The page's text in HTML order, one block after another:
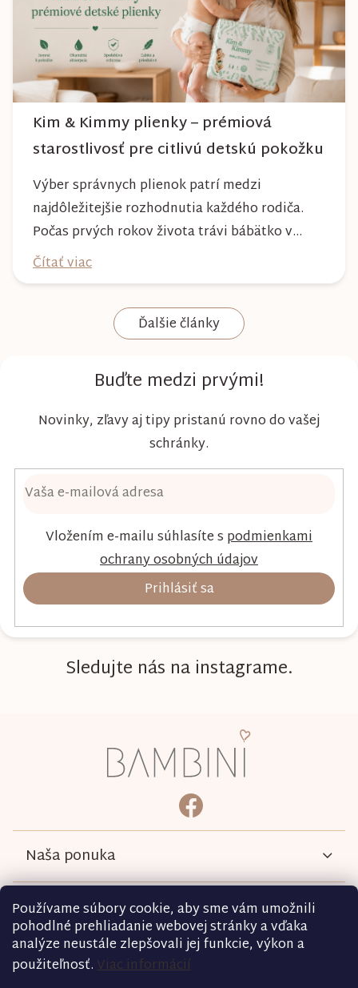
Používame súbory cookie, aby sme vám umožnili
pohodlné prehliadanie webovej stránky a vďaka
analýze neustále zlepšovali jej funkcie, výkon a
použiteľnosť.Viac informácií
Kim & Kimmy plienky – prémiová
starostlivosť pre citlivú detskú pokožku
Výber správnych plienok patrí medzi
najdôležitejšie rozhodnutia každého rodiča.
Počas prvých rokov života trávi bábätko v
plienke väčšinu dňa, preto by mala poskytovať
nielen spoľahlivú ochranu, ale aj maximálny
komfort a šetrnosť k citlivej pokožke. Plienky
Kim & Kimmy boli vyvinuté s dôrazom na
Čítať viac
Ďalšie články
Buďte medzi prvými!
Novinky, zľavy aj tipy pristanú rovno do vašej
schránky.
Vložením e-mailu súhlasíte s podmienkami
ochrany osobných údajov
Prihlásiť sa
Sledujte nás na instagrame.
bambini.kociky
https://www.facebook.com/
Naša ponuka
Informácie
Podmienky